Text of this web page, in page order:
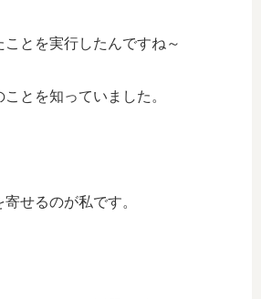
とを実行したんですね～
とを知っていました。
せるのが私です。